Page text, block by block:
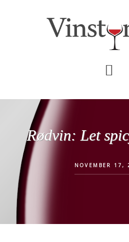
Rødvin: Let
NOVEMBER 17,